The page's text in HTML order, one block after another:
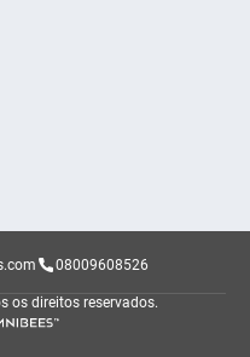
08009608526
os direitos reservados.